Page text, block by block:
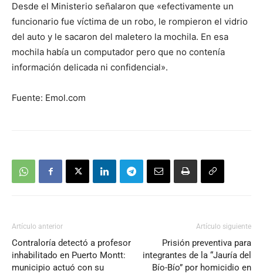
Desde el Ministerio señalaron que «efectivamente un
funcionario fue víctima de un robo, le rompieron el vidrio
del auto y le sacaron del maletero la mochila. En esa
mochila había un computador pero que no contenía
información delicada ni confidencial».
Fuente: Emol.com
Artículo anterior
Contraloría detectó a profesor
inhabilitado en Puerto Montt:
municipio actuó con su
Artículo siguiente
Prisión preventiva para
integrantes de la “Jauría del
Bío-Bío” por homicidio en